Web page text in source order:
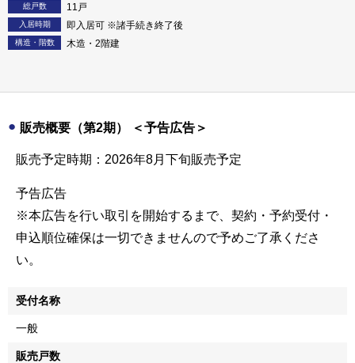
総戸数 11戸
入居時期 即入居可 ※諸手続き終了後
構造・階数 木造・2階建
販売概要（第2期） ＜予告広告＞
販売予定時期：2026年8月下旬販売予定
予告広告
※本広告を行い取引を開始するまで、契約・予約受付・
申込順位確保は一切できませんので予めご了承くださ
い。
受付名称
一般
販売戸数